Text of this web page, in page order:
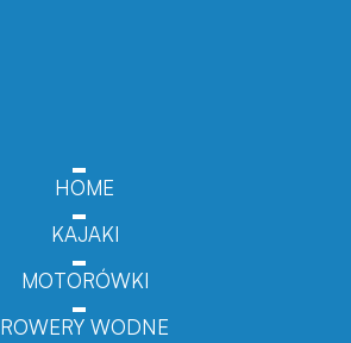
HOME
KAJAKI
MOTORÓWKI
ROWERY WODNE